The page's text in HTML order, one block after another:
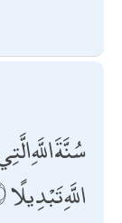
سُنَّةَ اللَّهِ
اللَّهِ تَبْدِيلًا